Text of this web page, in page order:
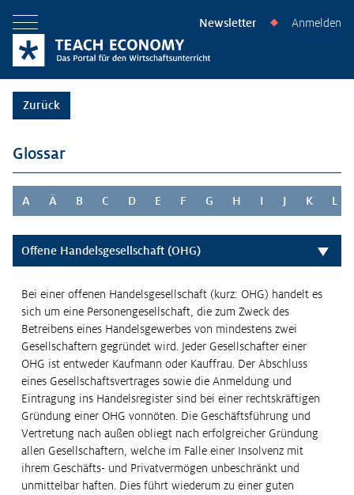
Menü öffnen Newsletter ◆ Anmelden
Zurück
Glossar
A Ä B C D E F G H I J K L
Offene Handelsgesellschaft (OHG)
Bei einer offenen Handelsgesellschaft (kurz: OHG) handelt es
sich um eine Personengesellschaft, die zum Zweck des
Betreibens eines Handelsgewerbes von mindestens zwei
Gesellschaftern gegründet wird. Jeder Gesellschafter einer
OHG ist entweder Kaufmann oder Kauffrau. Der Abschluss
eines Gesellschaftsvertrages sowie die Anmeldung und
Eintragung ins Handelsregister sind bei einer rechtskräftigen
Gründung einer OHG vonnöten. Die Geschäftsführung und
Vertretung nach außen obliegt nach erfolgreicher Gründung
allen Gesellschaftern, welche im Falle einer Insolvenz mit
ihrem Geschäfts- und Privatvermögen unbeschränkt und
unmittelbar haften. Dies führt wiederum zu einer guten